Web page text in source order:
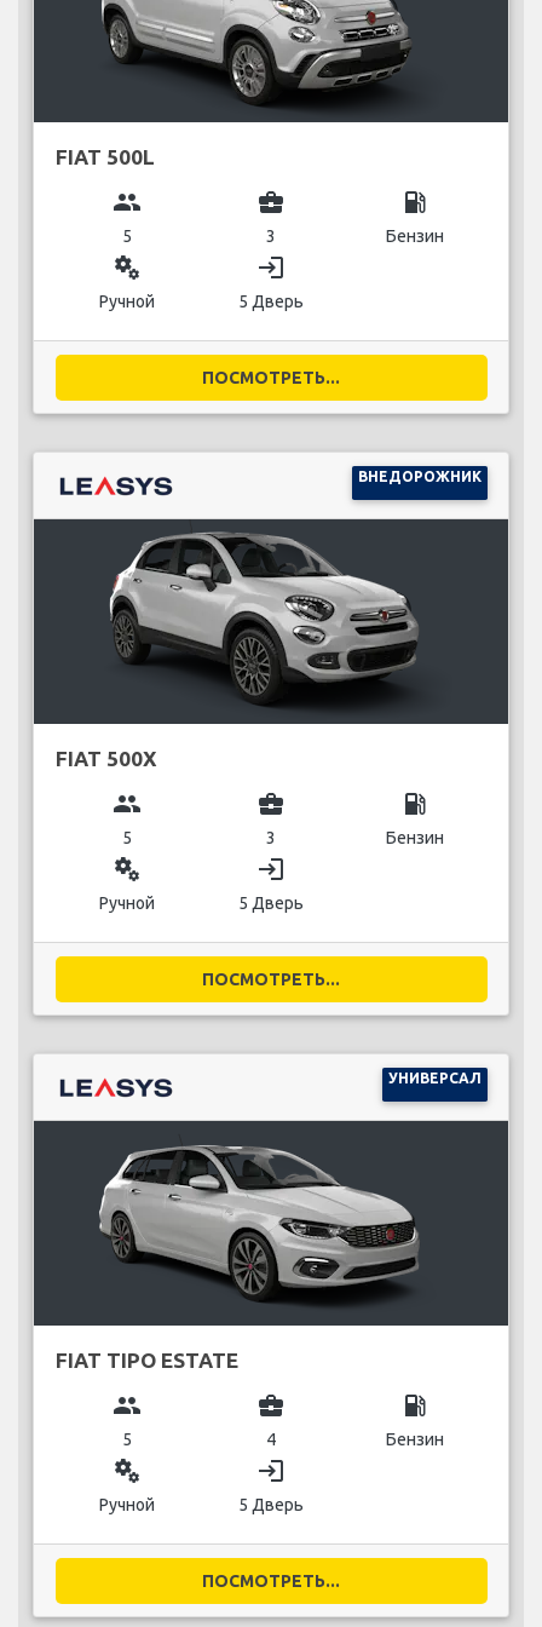
FIAT 500L
group
5
business_center
3
local_gas_station
Бензин
miscellaneous_services
Ручной
login
5 Дверь
ПОСМОТРЕТЬ...
ВНЕДОРОЖНИК
FIAT 500X
group
5
business_center
3
local_gas_station
Бензин
miscellaneous_services
Ручной
login
5 Дверь
ПОСМОТРЕТЬ...
УНИВЕРСАЛ
FIAT TIPO ESTATE
group
5
business_center
4
local_gas_station
Бензин
miscellaneous_services
Ручной
login
5 Дверь
ПОСМОТРЕТЬ...